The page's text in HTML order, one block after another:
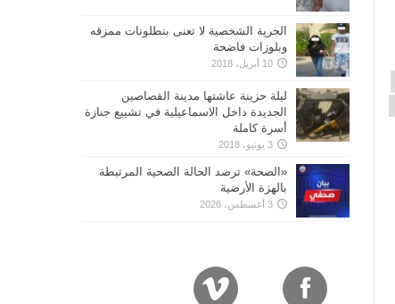
الحرية الشخصية لا تعنى بنطلونات ممزقه
وبلوزات فاضحة
10 أبريل، 2018
ليلة حزينة عاشتها مدينة القصاصين
الجديدة داخل الاسماعيلية في تشييع جنازة
أسرة كاملة
3 يونيو، 2018
«الصحة» ترصد الحالة الصحية المرتبطة
بالهزة الأرضية
3 أغسطس، 2026